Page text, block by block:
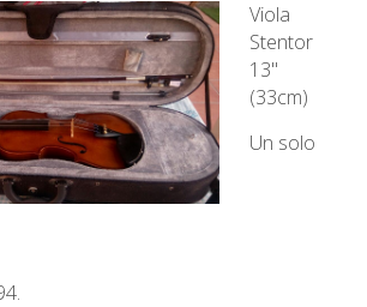
Viola
Stentor
13"
(33cm)
Un solo